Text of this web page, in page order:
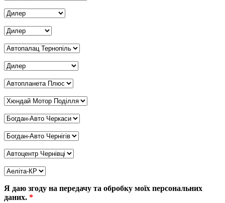
Дилер Рівне
Дилер Суми
Дилер Тернопіль*
Дилер Харків
Дилер Херсон*
Дилер Хмельницький
Дилер Черкаси*
Дилер Чернігів*
Дилер Чернівці*
Дилер Кривий Ріг
Я даю згоду на передачу та обробку моїх персональних
даних. *